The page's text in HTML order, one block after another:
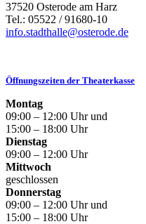
37520 Osterode am Harz
Tel.: 05522 / 91680-10
info.stadthalle@osterode.de
Öffnungszeiten der Theaterkasse
Montag
09:00 – 12:00 Uhr und
15:00 – 18:00 Uhr
Dienstag
09:00 – 12:00 Uhr
Mittwoch
geschlossen
Donnerstag
09:00 – 12:00 Uhr und
15:00 – 18:00 Uhr